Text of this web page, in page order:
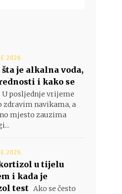
2026.
je alkalna voda,
i kako se
U posljednje vrijeme
zdravim navikama, a
mjesto zauzima
2026.
u tijelu
i kada je
test Ako se često